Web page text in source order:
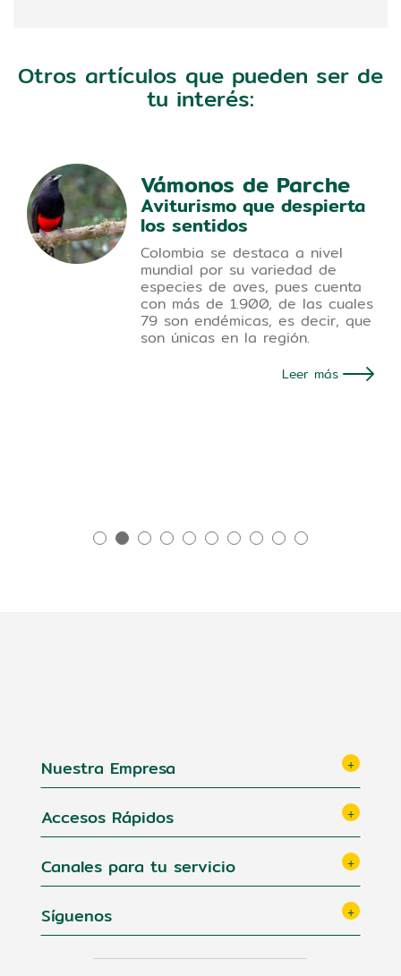
Otros artículos que pueden ser de
tu interés:
Vámonos de Parche
Aviturismo que despierta
los sentidos
Colombia se destaca a nivel
mundial por su variedad de
especies de aves, pues cuenta
con más de 1.900, de las cuales
79 son endémicas, es decir, que
son únicas en la región.
Leer más
Nuestra Empresa
Accesos Rápidos
Canales para tu servicio
Síguenos